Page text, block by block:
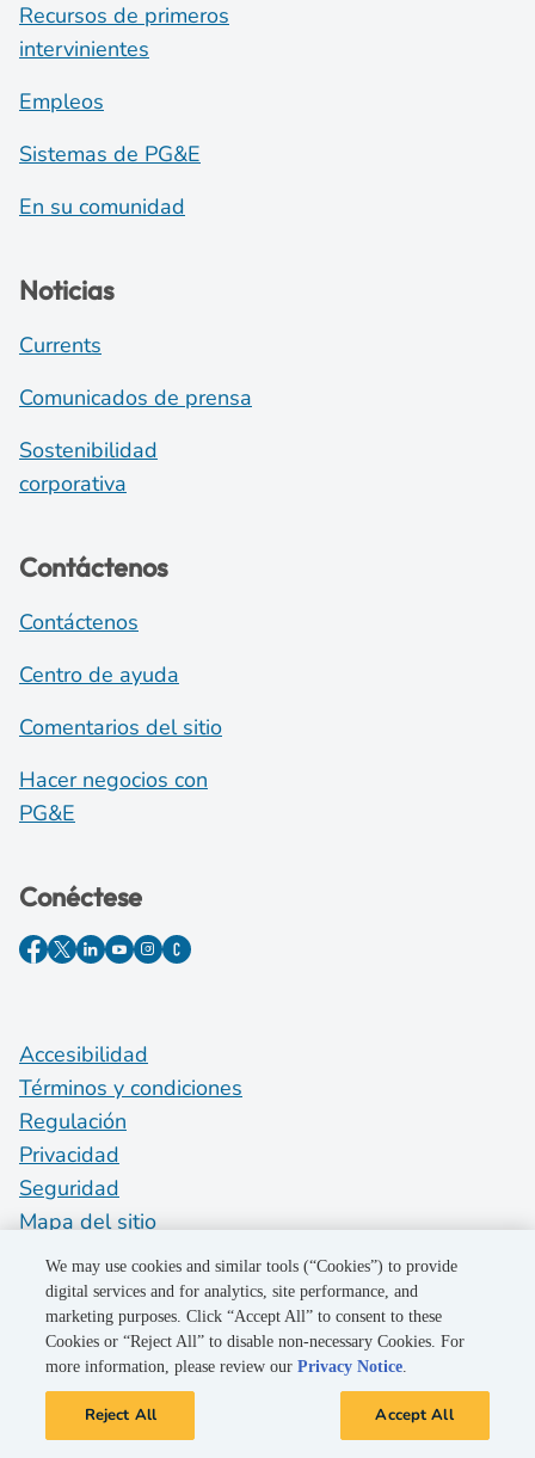
Recursos de primeros
intervinientes
Empleos
Sistemas de PG&E
En su comunidad
Noticias
Currents
Comunicados de prensa
Sostenibilidad
corporativa
Contáctenos
Contáctenos
Centro de ayuda
Comentarios del sitio
Hacer negocios con
PG&E
Conéctese
Accesibilidad
Términos y condiciones
Regulación
Privacidad
Seguridad
Mapa del sitio
Do Not Sell My Personal Information
©2026 Pacific Gas and Electric Company
We may use cookies and similar tools (“Cookies”) to provide
digital services and for analytics, site performance, and
marketing purposes. Click “Accept All” to consent to these
Cookies or “Reject All” to disable non-necessary Cookies. For
more information, please review ourPrivacy Notice.
Reject All Accept All